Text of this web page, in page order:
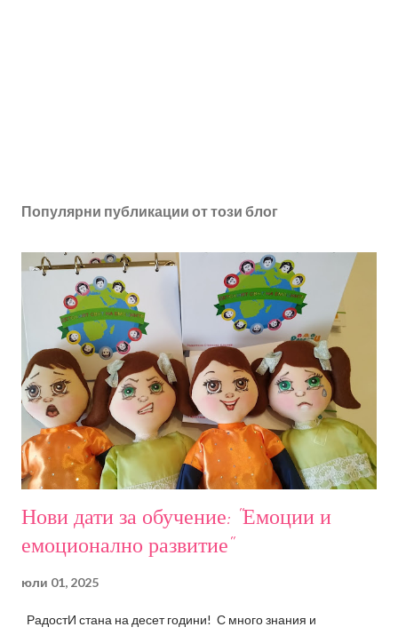
Популярни публикации от този блог
Нови дати за обучение: "Емоции и
емоционално развитие"
юли 01, 2025
РадостИ стана на десет години! С много знания и